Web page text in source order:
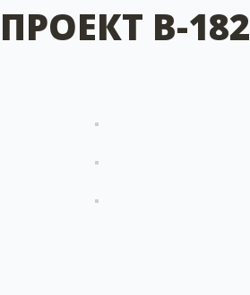
ПРОЕКТ B-182